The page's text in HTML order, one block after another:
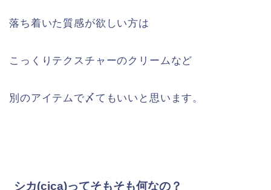
落ち着いた質感が欲しい方は
こっくりテクスチャーのクリームなど
別のアイテムで〆てもいいと思います。
シカ(cica)ってそもそも何なの？